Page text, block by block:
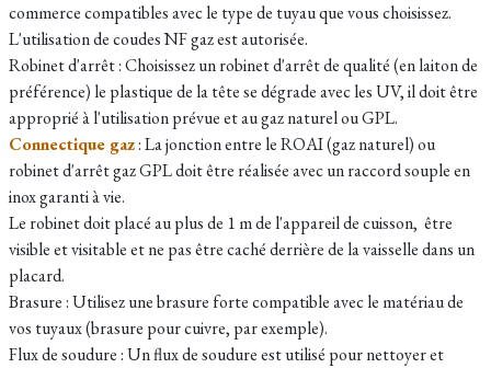
commerce compatibles avec le type de tuyau que vous choisissez.
L'utilisation de coudes NF gaz est autorisée.
Robinet d'arrêt : Choisissez un robinet d'arrêt de qualité (en laiton de
préférence) le plastique de la tête se dégrade avec les UV, il doit être
approprié à l'utilisation prévue et au gaz naturel ou GPL.
Connectique gaz: La jonction entre le ROAI (gaz naturel) ou
robinet d'arrêt gaz GPL doit être réalisée avec un raccord souple en
inox garanti à vie.
Le robinet doit placé au plus de 1 m de l'appareil de cuisson, être
visible et visitable et ne pas être caché derrière de la vaisselle dans un
placard.
Brasure : Utilisez une brasure forte compatible avec le matériau de
vos tuyaux (brasure pour cuivre, par exemple).
Flux de soudure : Un flux de soudure est utilisé pour nettoyer et